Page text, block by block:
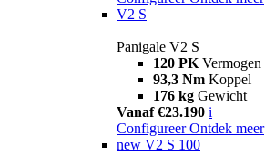
V2 S
Panigale V2 S
120 PK Vermogen
93,3 Nm Koppel
176 kg Gewicht
Vanaf €23.190 i
Configureer Ontdek meer
new V2 S 100